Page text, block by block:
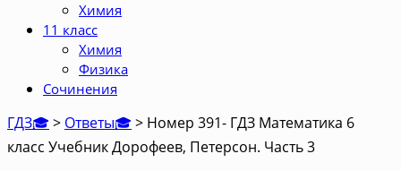
Химия
11 класс
Химия
Физика
Сочинения
ГДЗ🎓> Ответы🎓> Номер 391- ГДЗ Математика 6
класс Учебник Дорофеев, Петерсон. Часть 3